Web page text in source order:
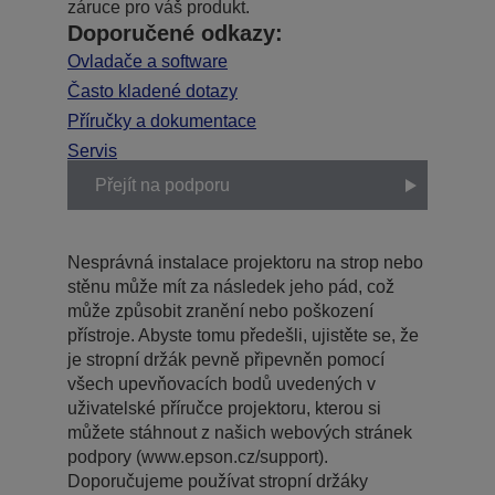
záruce pro váš produkt.
Doporučené odkazy:
Ovladače a software
Často kladené dotazy
Příručky a dokumentace
Servis
Přejít na podporu
Nesprávná instalace projektoru na strop nebo
stěnu může mít za následek jeho pád, což
může způsobit zranění nebo poškození
přístroje. Abyste tomu předešli, ujistěte se, že
je stropní držák pevně připevněn pomocí
všech upevňovacích bodů uvedených v
uživatelské příručce projektoru, kterou si
můžete stáhnout z našich webových stránek
podpory (www.epson.cz/support).
Doporučujeme používat stropní držáky